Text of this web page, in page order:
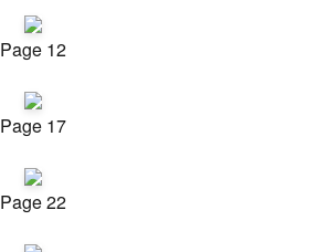
Page 12
Page 17
Page 22